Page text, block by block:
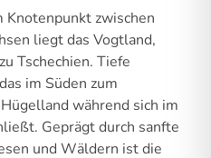
Knotenpunkt zwischen
liegt das Vogtland,
Tschechien. Tiefe
im Süden zum
während sich im
Geprägt durch sanfte
und Wäldern ist die